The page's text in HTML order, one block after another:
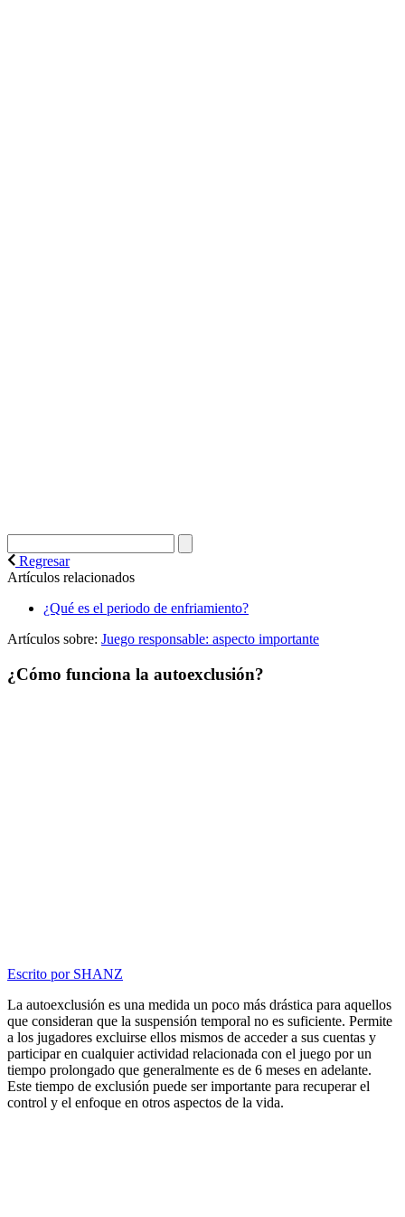
Regresar
Artículos relacionados
¿Qué es el periodo de enfriamiento?
Artículos sobre: Juego responsable: aspecto importante
¿Cómo funciona la autoexclusión?
Escrito por SHANZ
La autoexclusión es una medida un poco más drástica para aquellos
que consideran que la suspensión temporal no es suficiente. Permite
a los jugadores excluirse ellos mismos de acceder a sus cuentas y
participar en cualquier actividad relacionada con el juego por un
tiempo prolongado que generalmente es de 6 meses en adelante.
Este tiempo de exclusión puede ser importante para recuperar el
control y el enfoque en otros aspectos de la vida.